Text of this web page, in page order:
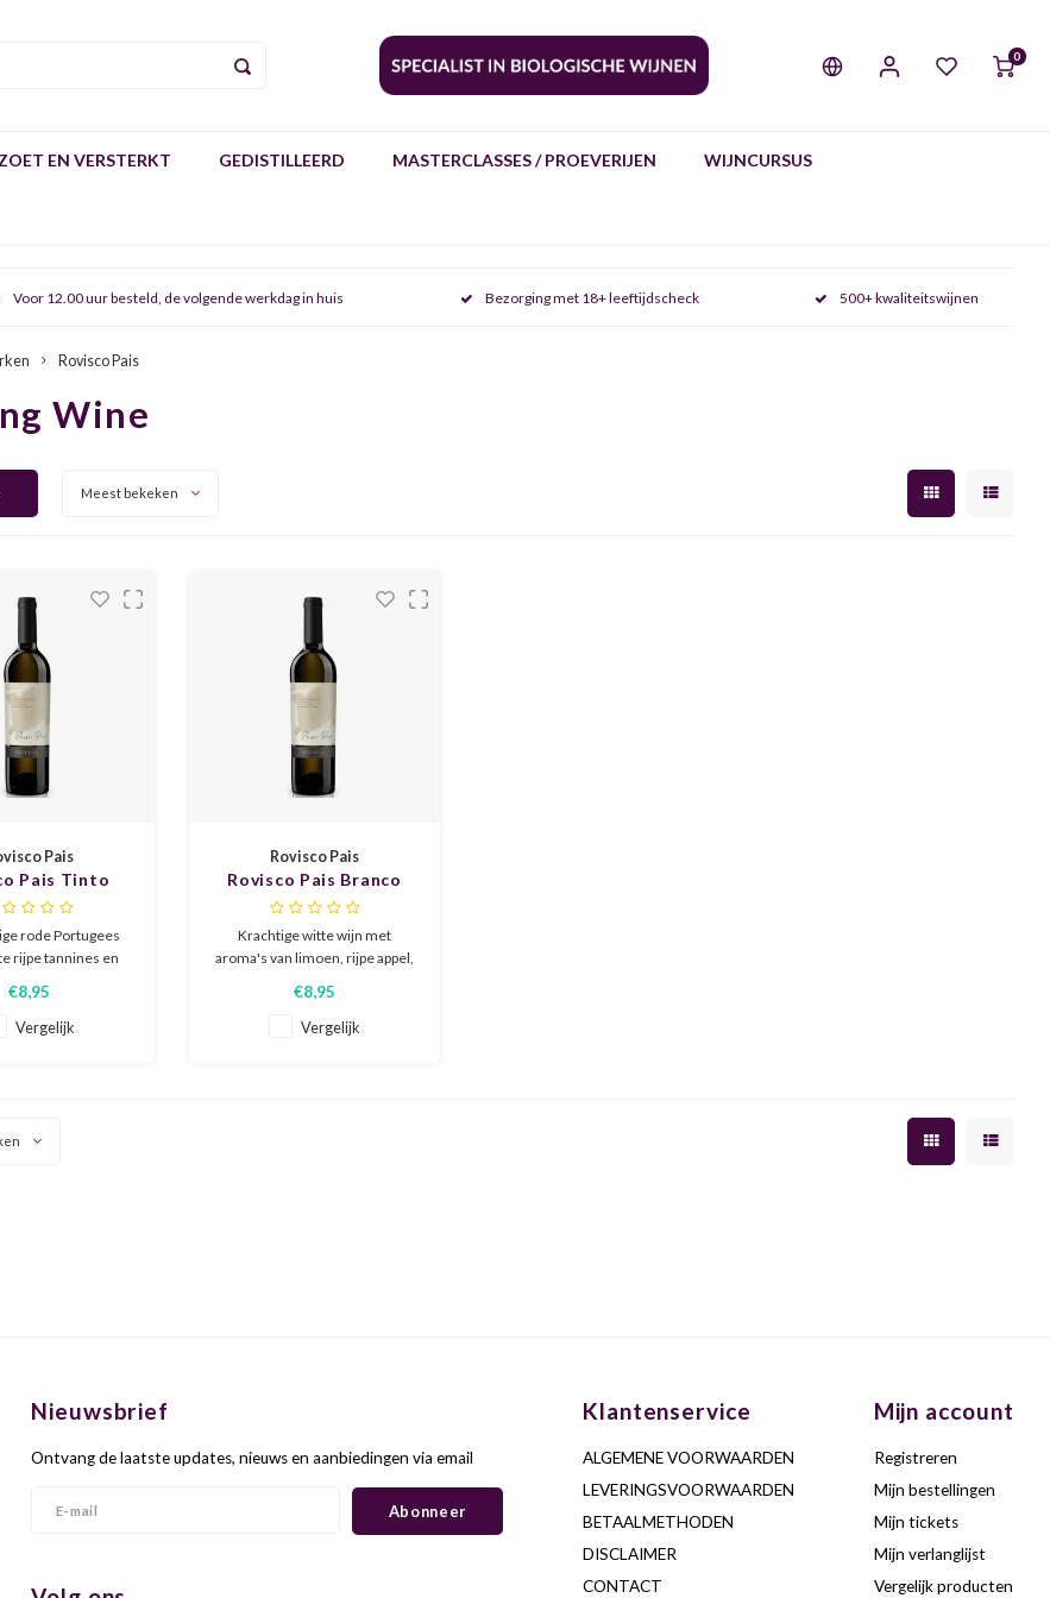
0
ZOET EN VERSTERKT GEDISTILLEERD MASTERCLASSES / PROEVERIJEN WIJNCURSUS
Voor 12.00 uur besteld, de volgende werkdag in huis Bezorging met 18+ leeftijdscheck 500+ kwaliteitswijnen
Rovisco Pais
Wine
Meest bekeken
Pais
Pais Tinto
2022
rode Portugees
rijpe tannines en
bessen en bramen,
en een likje
€8,95
Vergelijk
Rovisco Pais
Rovisco Pais Branco
Reserva 2024
Krachtige witte wijn met
aroma's van limoen, rijpe appel,
door houtrijping met mooie
zuren die het geheel in balans
€8,95
Vergelijk
Nieuwsbrief
Ontvang de laatste updates, nieuws en aanbiedingen via email
Abonneer
Klantenservice
ALGEMENE VOORWAARDEN
LEVERINGSVOORWAARDEN
BETAALMETHODEN
DISCLAIMER
CONTACT
Mijn account
Registreren
Mijn bestellingen
Mijn tickets
Mijn verlanglijst
Vergelijk producten